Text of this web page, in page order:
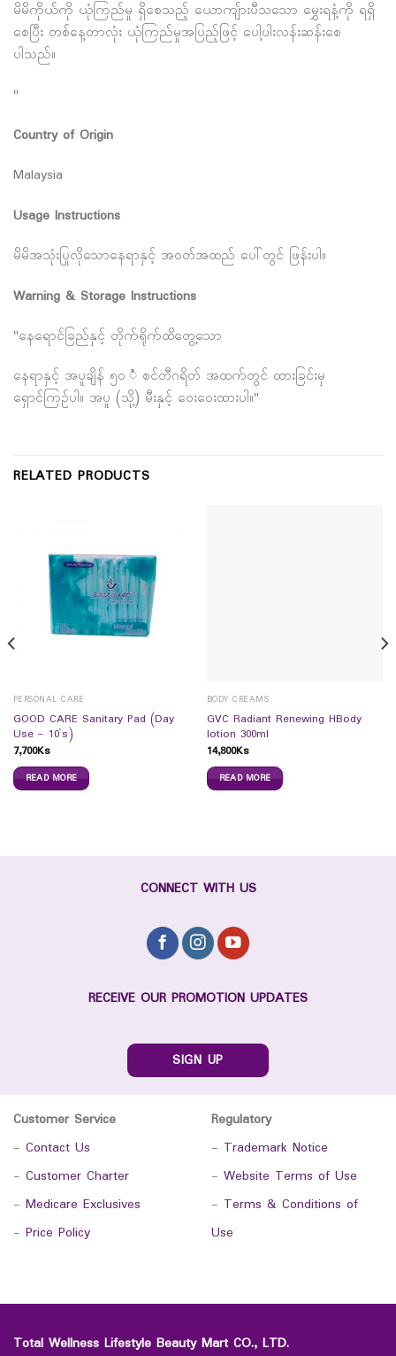
မိမိကိုယ်ကို ယုံကြည်မှု ရှိစေသည့် ယောကျ်ားပီသသော မွှေးရနံ့ကို ရရှိ
စေပြီး တစ်နေ့တာလုံး ယုံကြည်မှုအပြည့်ဖြင့် ပေါ့ပါးလန်းဆန်းစေ
ပါသည်။
"
Country of Origin
Malaysia
Usage Instructions
မိမိအသုံးပြုလိုသောနေရာနှင့် အဝတ်အထည် ပေါ်တွင် ဖြန်းပါ။
Warning & Storage Instructions
"နေရောင်ခြည်နှင့် တိုက်ရိုက်ထိတွေ့သော
နေရာနှင့် အပူချိန် ၅၀ ံ စင်တီဂရိတ် အထက်တွင် ထားခြင်းမှ
ရှောင်ကြဉ်ပါ။ အပူ (သို့) မီးနှင့် ဝေးဝေးထားပါ။"
RELATED PRODUCTS
PERSONAL CARE
GOOD CARE Sanitary Pad (Day
Use – 10`s)
7,700Ks
READ MORE
BODY CREAMS
GVC Radiant Renewing HBody
lotion 300ml
14,800Ks
READ MORE
CONNECT WITH US
RECEIVE OUR PROMOTION UPDATES
SIGN UP
Customer Service
- Contact Us
- Customer Charter
- Medicare Exclusives
- Price Policy
Regulatory
- Trademark Notice
- Website Terms of Use
- Terms & Conditions of
Use
Total Wellness Lifestyle Beauty Mart CO., LTD.